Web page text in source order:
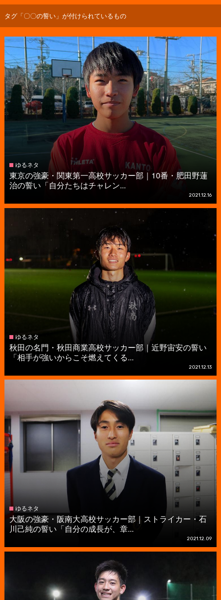
タグ「〇〇の誓い」が付けられているもの
ゆるネタ
東京の強豪・関東第一高校サッカー部｜10番・肥田野蓮
治の誓い「自分たちはチャレン...
2021.12.16
ゆるネタ
秋田の名門・秋田商業高校サッカー部｜近野宙安の誓い
「相手が強いからこそ燃えてくる...
2021.12.13
ゆるネタ
大阪の強豪・阪南大高校サッカー部｜ストライカー・石
川己純の誓い「自分の成長が、章...
2021.12.09